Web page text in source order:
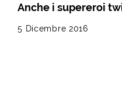
Anche i supereroi
5 Dicembre 2016